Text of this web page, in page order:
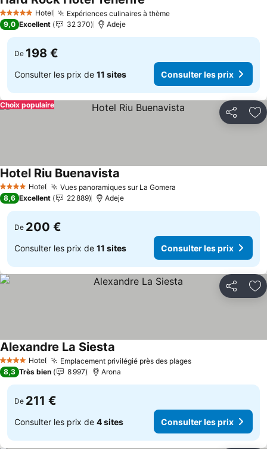
5 Étoiles Hotel Expériences culinaires à thème
9,0 Excellent 32 370 Adeje
De 198 €
Consulter les prix de 11 sites Consulter les prix
Partager
Choix populaire
4 Étoiles Hotel Vues panoramiques sur La Gomera
Hotel Riu Buenavista
8,6 Excellent 22 889 Adeje
De 200 €
Consulter les prix de 11 sites Consulter les prix
Partager
4 Étoiles Hotel Emplacement privilégié près des plages
Alexandre La Siesta
8,3 Très bien 8 997 Arona
De 211 €
Consulter les prix de 4 sites Consulter les prix